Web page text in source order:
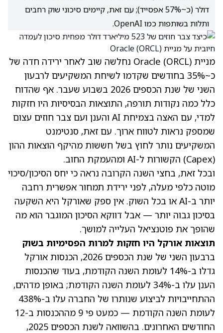
דולר (כ~57% אפסייד); עם זאת, קיימים סיכוני שוק רחבים
ותלות בשותפות כמו OpenAI.
מניית Oracle (ORCL)
נחלשה שוב לאחר ירידה חדה של
כ~35% בחודשים שקדמו לשיחת המשקיעים לרבעון
השני של שנת הכספים 2026 בשבוע שעבר.
אף שהדוח
כלל כמה נקודות תורפה, התוצאות הבסיסיות היו חזקות
למדי, עם האצה בצמיחת AI והענן ועם צבר חוזים עצום
שמספק נראות לטווח ארוך. עם זאת, סנטימנט
המשקיעים נותר לחוץ בשל חששות מהיקף הוצאות ההון
(Capex) הקשורות ל-AI ומהעמקת החוב.
ובכל זאת, בחצי השנה הקרובה נראה כי יחס הסיכון/סיכוי
מוטה כלפי מעלה, לפני ירידת תמחור אפשרית רחבה
יותר ב-AI או בכל השוק. אין ספק שאורקל היא השקעה
בסיכון גבוה יותר — אבל דווקא הסיכון המוגבר הוא מה
שהופך את פוטנציאל העלייה למושך.
תוצאות אורקל היו חזקות למרות הפסימיות בשוק
ברבעון השני של שנת הכספים 2026,
הכנסות אורקל
גדלו ב-14% לעומת השנה הקודמת
, בעוד שהכנסות
הענן עלו ב-34% לעומת השנה הקודמת; באופן מדהים,
ההתחייבויות לביצוע שנותרו של החברה עלו ב-438%
לעומת השנה הקודמת — כמעט פי 9 מההכנסות ב-12
החודשים האחרונים. בהשוואה לשנת הכספים 2025,